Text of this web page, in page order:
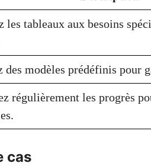
les tableaux aux besoins
des modèles prédéfinis pour
régulièrement les progrès
cas